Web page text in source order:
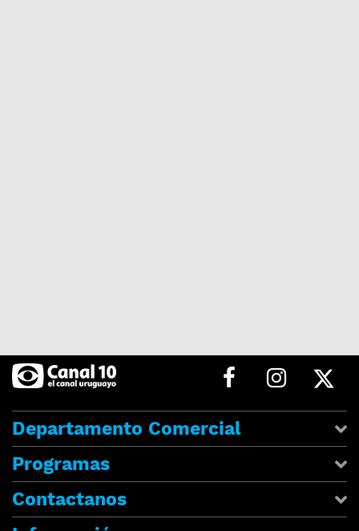
Departamento Comercial
Programas
Contactanos